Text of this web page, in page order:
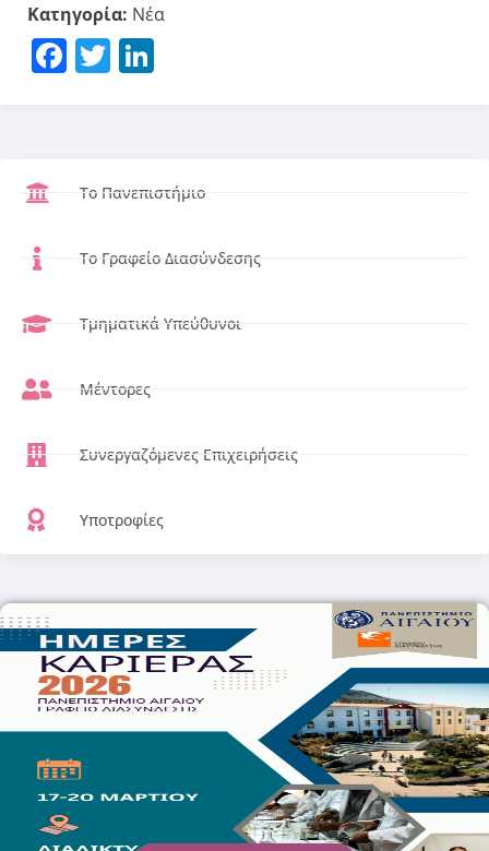
Κατηγορία: Νέα
Facebook
Twitter
Το Πανεπιστήμιο
Το Γραφείο Διασύνδεσης
Τμηματικά Υπεύθυνοι
Μέντορες
Συνεργαζόμενες Επιχειρήσεις
Υποτροφίες